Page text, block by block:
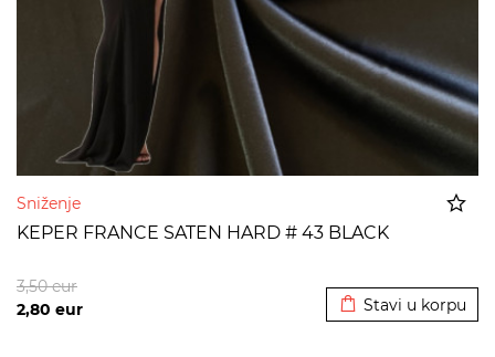
Sniženje
KEPER FRANCE SATEN HARD # 43 BLACK
2,80 eur
3,50eur
Stavi u korpu